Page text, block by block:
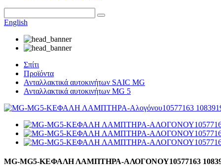
English
Σπίτι
Προϊόντα
Ανταλλακτικά αυτοκινήτων SAIC MG
Ανταλλακτικά αυτοκινήτων MG 5
MG-MG5-ΚΕΦΑΛΗ ΛΑΜΠΤΗΡΑ-ΑΛΟΓΟΝΟΥ10577163